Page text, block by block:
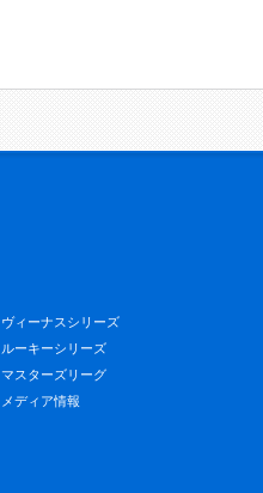
ヴィーナスシリーズ
ルーキーシリーズ
マスターズリーグ
メディア情報